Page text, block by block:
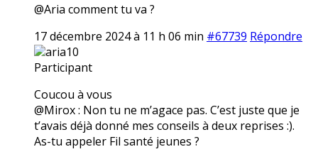
@Aria comment tu va ?
17 décembre 2024 à 11 h 06 min #67739 Répondre
aria10
Participant
Coucou à vous
@Mirox : Non tu ne m’agace pas. C’est juste que je
t’avais déjà donné mes conseils à deux reprises :).
As-tu appeler Fil santé jeunes ?